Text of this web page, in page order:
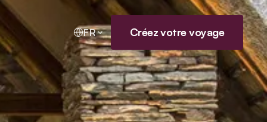
FR Créez votre voyage